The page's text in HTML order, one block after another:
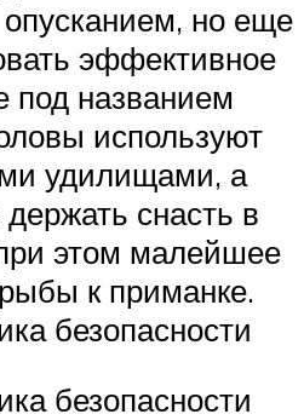
но еще
эффективное
под названием
используют
удилищами, а
снасть в
этом малейшее
к приманке.
безопасности
безопасности